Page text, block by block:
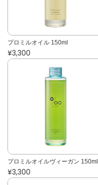
プロミルオイル 150ml
¥3,300
プロミルオイルヴィーガン 150ml
¥3,300